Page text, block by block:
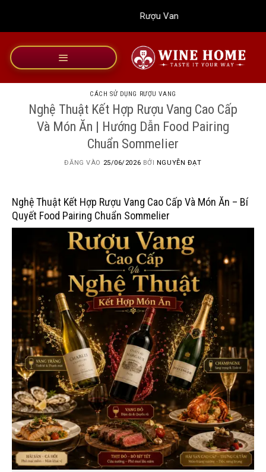
dung
Rượu Vang Wine Home
CÁCH SỬ DỤNG RƯỢU VANG
Nghệ Thuật Kết Hợp Rượu Vang Cao Cấp
Và Món Ăn | Hướng Dẫn Food Pairing
Chuẩn Sommelier
ĐĂNG VÀO 25/06/2026 BỞI NGUYỄN ĐẠT
Nghệ Thuật Kết Hợp Rượu Vang Cao Cấp Và Món Ăn – Bí
Quyết Food Pairing Chuẩn Sommelier